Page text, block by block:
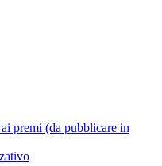
premi (da pubblicare in